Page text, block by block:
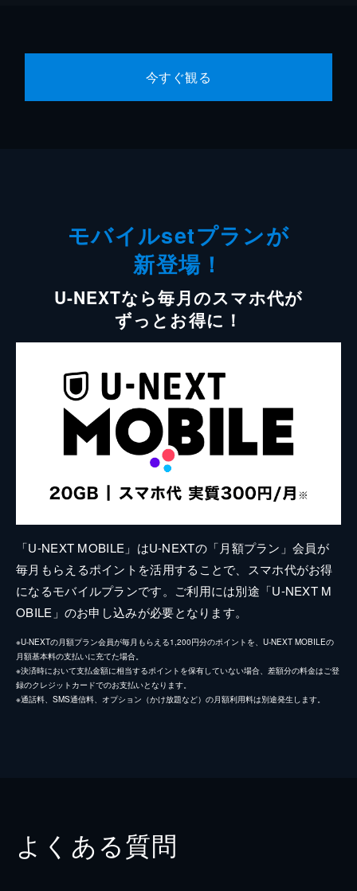
今すぐ観る
モバイルsetプランが
新登場！
U-NEXTなら毎月のスマホ代が
ずっとお得に！
「U-NEXT MOBILE」はU-NEXTの「月額プラン」会員が
毎月もらえるポイントを活用することで、スマホ代がお得
になるモバイルプランです。ご利用には別途「U-NEXT M
OBILE」のお申し込みが必要となります。
※U-NEXTの月額プラン会員が毎月もらえる1,200円分のポイントを、U-NEXT MOBILEの
月額基本料の支払いに充てた場合。
※決済時において支払金額に相当するポイントを保有していない場合、差額分の料金はご登
録のクレジットカードでのお支払いとなります。
※通話料、SMS通信料、オプション（かけ放題など）の月額利用料は別途発生します。
よくある質問